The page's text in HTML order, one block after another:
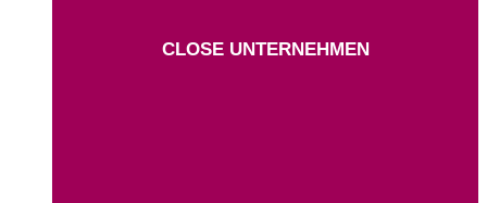
CLOSE UNTERNEHMEN